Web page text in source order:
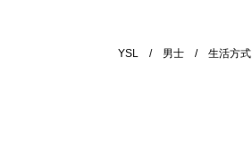
YSL / 男士 / 生活方式